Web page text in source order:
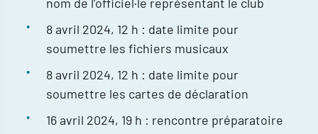
8 avril 2024, 12 h : date limite pour
soumettre les fichiers musicaux
8 avril 2024, 12 h : date limite pour
soumettre les cartes de déclaration
16 avril 2024, 19 h : rencontre préparatoire